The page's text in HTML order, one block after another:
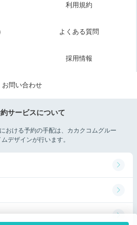
ステイを満喫した2日間。モダ
空間に包まれて、友達との楽し
な思い出になったはず♪
したスポット
利用規約
よくある質問
採用情報
お問い合わせ
サービスについて
おける予約の手配は、カカクコムグルー
デザインが行います。